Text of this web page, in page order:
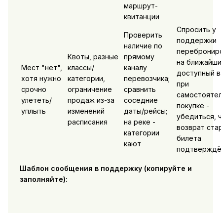
маршрут-
квитанции
Мест "нет",
хотя нужно
срочно
улететь/
уплыть
Квоты, разные
классы/
категории,
ограничение
продаж из-за
изменений
расписания
Проверить
наличие по
прямому
каналу
перевозчика;
сравнить
соседние
даты/рейсы;
на реке -
категории
кают
Спросить у
поддержки
на
доступный
при
покупке -
убедиться,
возврат
билета
Шаблон сообщения в поддержку (копируйте и
заполняйте):